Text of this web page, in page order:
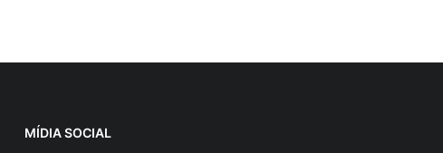
MÍDIA SOCIAL